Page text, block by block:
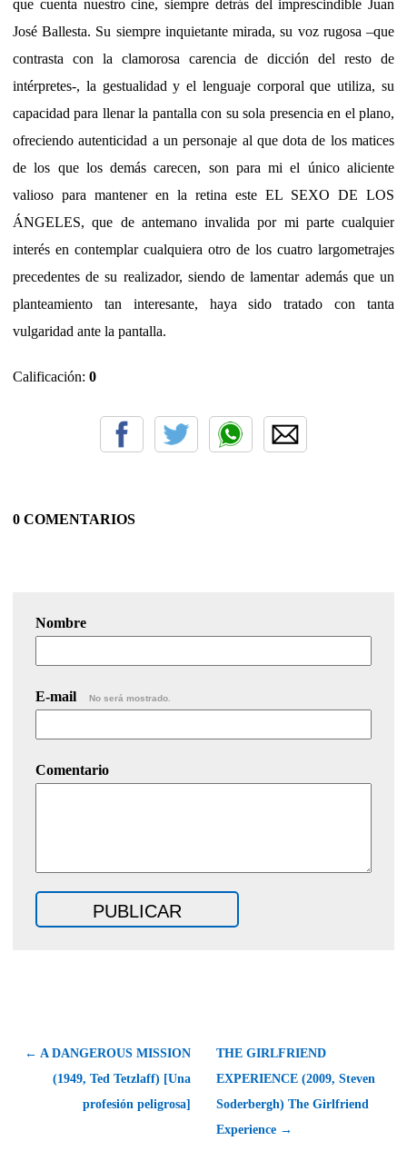
que cuenta nuestro cine, siempre detrás del imprescindible Juan
José Ballesta. Su siempre inquietante mirada, su voz rugosa –que
contrasta con la clamorosa carencia de dicción del resto de
intérpretes-, la gestualidad y el lenguaje corporal que utiliza, su
capacidad para llenar la pantalla con su sola presencia en el plano,
ofreciendo autenticidad a un personaje al que dota de los matices
de los que los demás carecen, son para mi el único aliciente
valioso para mantener en la retina este EL SEXO DE LOS
ÁNGELES, que de antemano invalida por mi parte cualquier
interés en contemplar cualquiera otro de los cuatro largometrajes
precedentes de su realizador, siendo de lamentar además que un
planteamiento tan interesante, haya sido tratado con tanta
vulgaridad ante la pantalla.
Calificación: 0
0 COMENTARIOS
Nombre
E-mail No será mostrado.
Comentario
← A DANGEROUS MISSION
(1949, Ted Tetzlaff) [Una
profesión peligrosa]
THE GIRLFRIEND
EXPERIENCE (2009, Steven
Soderbergh) The Girlfriend
Experience →